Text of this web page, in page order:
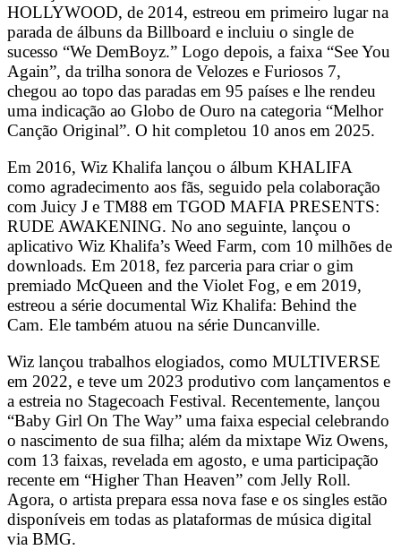
HOLLYWOOD, de 2014, estreou em primeiro lugar na
parada de álbuns da Billboard e incluiu o single de
sucesso “We DemBoyz.” Logo depois, a faixa “See You
Again”, da trilha sonora de Velozes e Furiosos 7,
chegou ao topo das paradas em 95 países e lhe rendeu
uma indicação ao Globo de Ouro na categoria “Melhor
Canção Original”. O hit completou 10 anos em 2025.
Em 2016, Wiz Khalifa lançou o álbum KHALIFA
como agradecimento aos fãs, seguido pela colaboração
com Juicy J e TM88 em TGOD MAFIA PRESENTS:
RUDE AWAKENING. No ano seguinte, lançou o
aplicativo Wiz Khalifa’s Weed Farm, com 10 milhões de
downloads. Em 2018, fez parceria para criar o gim
premiado McQueen and the Violet Fog, e em 2019,
estreou a série documental Wiz Khalifa: Behind the
Cam. Ele também atuou na série Duncanville.
Wiz lançou trabalhos elogiados, como MULTIVERSE
em 2022, e teve um 2023 produtivo com lançamentos e
a estreia no Stagecoach Festival. Recentemente, lançou
“Baby Girl On The Way” uma faixa especial celebrando
o nascimento de sua filha; além da mixtape Wiz Owens,
com 13 faixas, revelada em agosto, e uma participação
recente em “Higher Than Heaven” com Jelly Roll.
Agora, o artista prepara essa nova fase e os singles estão
disponíveis em todas as plataformas de música digital
via BMG.